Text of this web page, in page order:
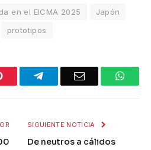
en el EICMA 2025
Japón
prototipos
Pinterest TelegramEmail
SIGUIENTE NOTICIA
De neutros a cálidos